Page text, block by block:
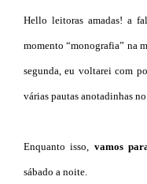
Hello leitoras amadas! a
momento “monografia” na
segunda, eu voltarei com
várias pautas anotadinhas
Enquanto isso, vamos
sábado a noite.